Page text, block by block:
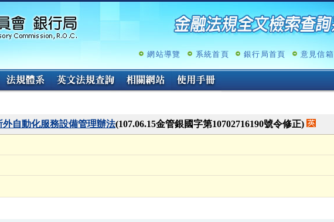
跳
容
網站導覽 系統首頁 銀行局首頁 意見信箱
自動化服務設備管理辦法(107.06.15金管銀國字第10702716190號令修正)